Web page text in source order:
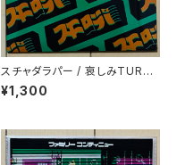
スチャダラパー / 哀しみTURN I
T UP
¥1,300